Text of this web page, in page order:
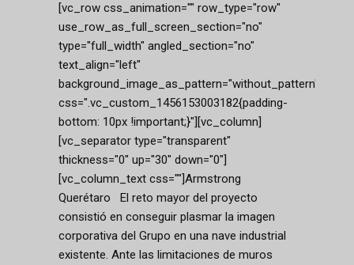
[vc_row css_animation="" row_type="row"
use_row_as_full_screen_section="no"
type="full_width" angled_section="no"
text_align="left"
background_image_as_pattern="without_pattern"
css=".vc_custom_1456153003182{padding-
bottom: 10px !important;}"][vc_column]
[vc_separator type="transparent"
thickness="0" up="30" down="0"]
[vc_column_text css=""]Armstrong
Querétaro El reto mayor del proyecto
consistió en conseguir plasmar la imagen
corporativa del Grupo en una nave industrial
existente. Ante las limitaciones de muros